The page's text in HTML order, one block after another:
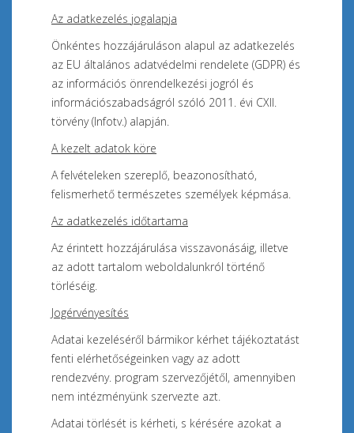
Az adatkezelés jogalapja
Önkéntes hozzájáruláson alapul az adatkezelés
az EU általános adatvédelmi rendelete (GDPR) és
az információs önrendelkezési jogról és
információszabadságról szóló 2011. évi CXII.
törvény (Infotv.) alapján.
A kezelt adatok köre
A felvételeken szereplő, beazonosítható,
felismerhető természetes személyek képmása.
Az adatkezelés időtartama
Az érintett hozzájárulása visszavonásáig, illetve
az adott tartalom weboldalunkról történő
törléséig.
Jogérvényesítés
Adatai kezeléséről bármikor kérhet tájékoztatást
fenti elérhetőségeinken vagy az adott
rendezvény. program szervezőjétől, amennyiben
nem intézményünk szervezte azt.
Adatai törlését is kérheti, s kérésére azokat a